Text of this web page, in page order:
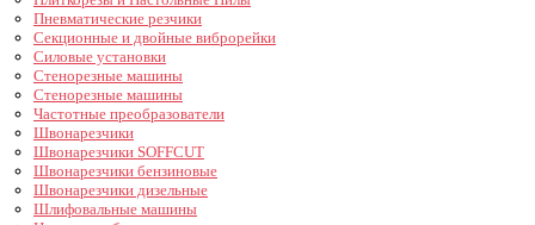
Пневматические резчики
Секционные и двойные виброрейки
Силовые установки
Стенорезные машины
Стенорезные машины
Частотные преобразователи
Швонарезчики
Швонарезчики SOFFCUT
Швонарезчики бензиновые
Швонарезчики дизельные
Шлифовальные машины